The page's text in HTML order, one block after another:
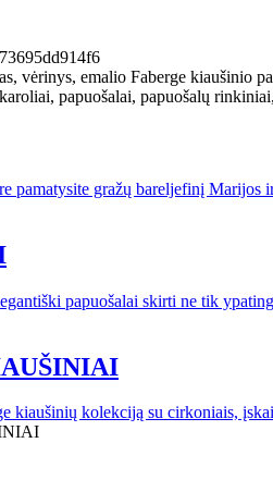
pamatysite gražų bareljefinį Marijos
papuošalai skirti ne tik
kiaušinių kolekciją su cirkoniais,